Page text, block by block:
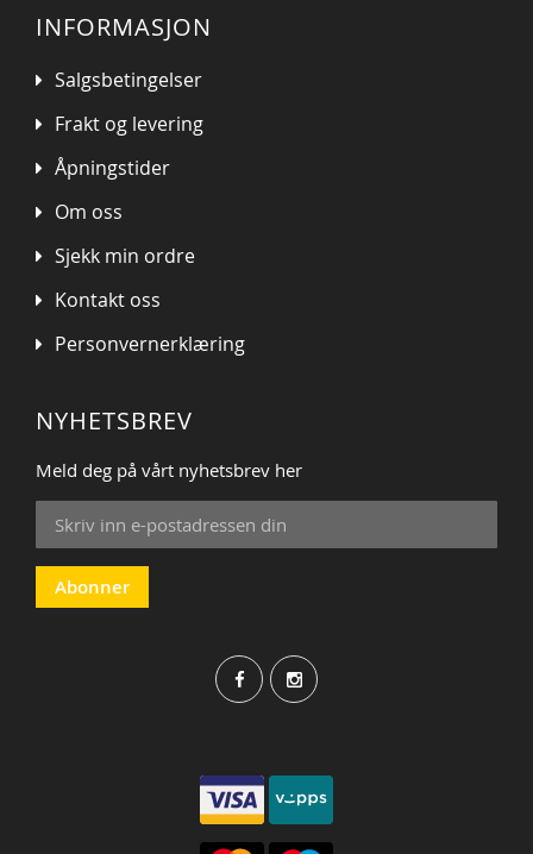
INFORMASJON
Salgsbetingelser
Frakt og levering
Åpningstider
Om oss
Sjekk min ordre
Kontakt oss
Personvernerklæring
NYHETSBREV
Meld deg på vårt nyhetsbrev her
Sign
Up
for
Our
Newsletter:
Abonner